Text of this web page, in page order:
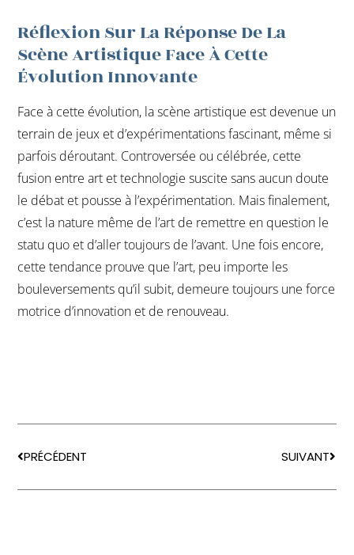
Réflexion Sur La Réponse De La
Scène Artistique Face À Cette
Évolution Innovante
Face à cette évolution, la scène artistique est devenue un
terrain de jeux et d’expérimentations fascinant, même si
parfois déroutant. Controversée ou célébrée, cette
fusion entre art et technologie suscite sans aucun doute
le débat et pousse à l’expérimentation. Mais finalement,
c’est la nature même de l’art de remettre en question le
statu quo et d’aller toujours de l’avant. Une fois encore,
cette tendance prouve que l’art, peu importe les
bouleversements qu’il subit, demeure toujours une force
motrice d’innovation et de renouveau.
PRÉCÉDENT SUIVANT